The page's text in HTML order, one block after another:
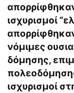
απορρίφθηκαν
ισχυρισμοί
νόμιμες
δόμησης,
ισχυρισμοί